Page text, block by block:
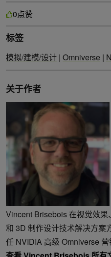
0点赞
标签
模拟/建模/设计 | Omniverse |
关于作者
Vincent Brisebois 在视觉效
和 3D 制作设计技术解决方案
任 NVIDIA 高级 Omniverse 营